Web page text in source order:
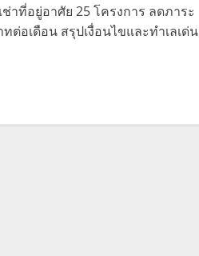
าที่อยู่อาศัย 25 โครงการ ลดภาระ
ต่อเดือน สรุปเงื่อนไขและทำเลเด่น